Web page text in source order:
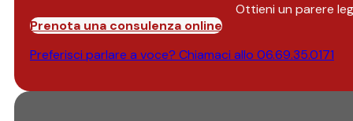
Ottieni un parere
Prenota una consulenza online
Preferisci parlare a voce? Chiamaci allo 06.69.35.0171